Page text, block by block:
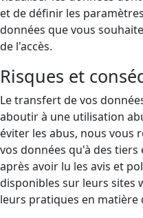
et de définir les
données que vous
de l'accès.
Risques et
Le transfert de vos
aboutir à une utilisation
éviter les abus, nous vous
vos données qu'à des tiers
après avoir lu les avis et
disponibles sur leurs sites
leurs pratiques en matière